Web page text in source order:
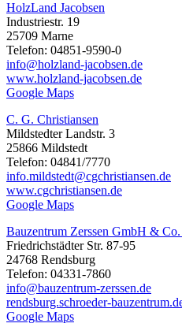
HolzLand Jacobsen
Industriestr. 19
25709 Marne
Telefon: 04851-9590-0
info@holzland-jacobsen.de
www.holzland-jacobsen.de
Google Maps
C. G. Christiansen
Mildstedter Landstr. 3
25866 Mildstedt
Telefon: 04841/7770
info.mildstedt@cgchristiansen.de
www.cgchristiansen.de
Google Maps
Bauzentrum Zerssen GmbH &
Friedrichstädter Str. 87-95
24768 Rendsburg
Telefon: 04331-7860
info@bauzentrum-zerssen.de
rendsburg.schroeder-
Google Maps